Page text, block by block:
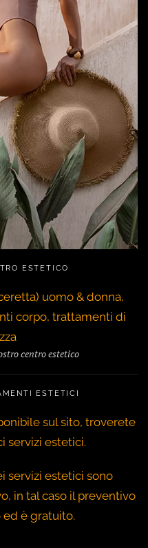
ESTETICO
uomo & donna,
corpo, trattamenti di
centro estetico
ESTETICI
sul sito, troverete
servizi estetici.
servizi estetici sono
in tal caso il preventivo
ed è gratuito.